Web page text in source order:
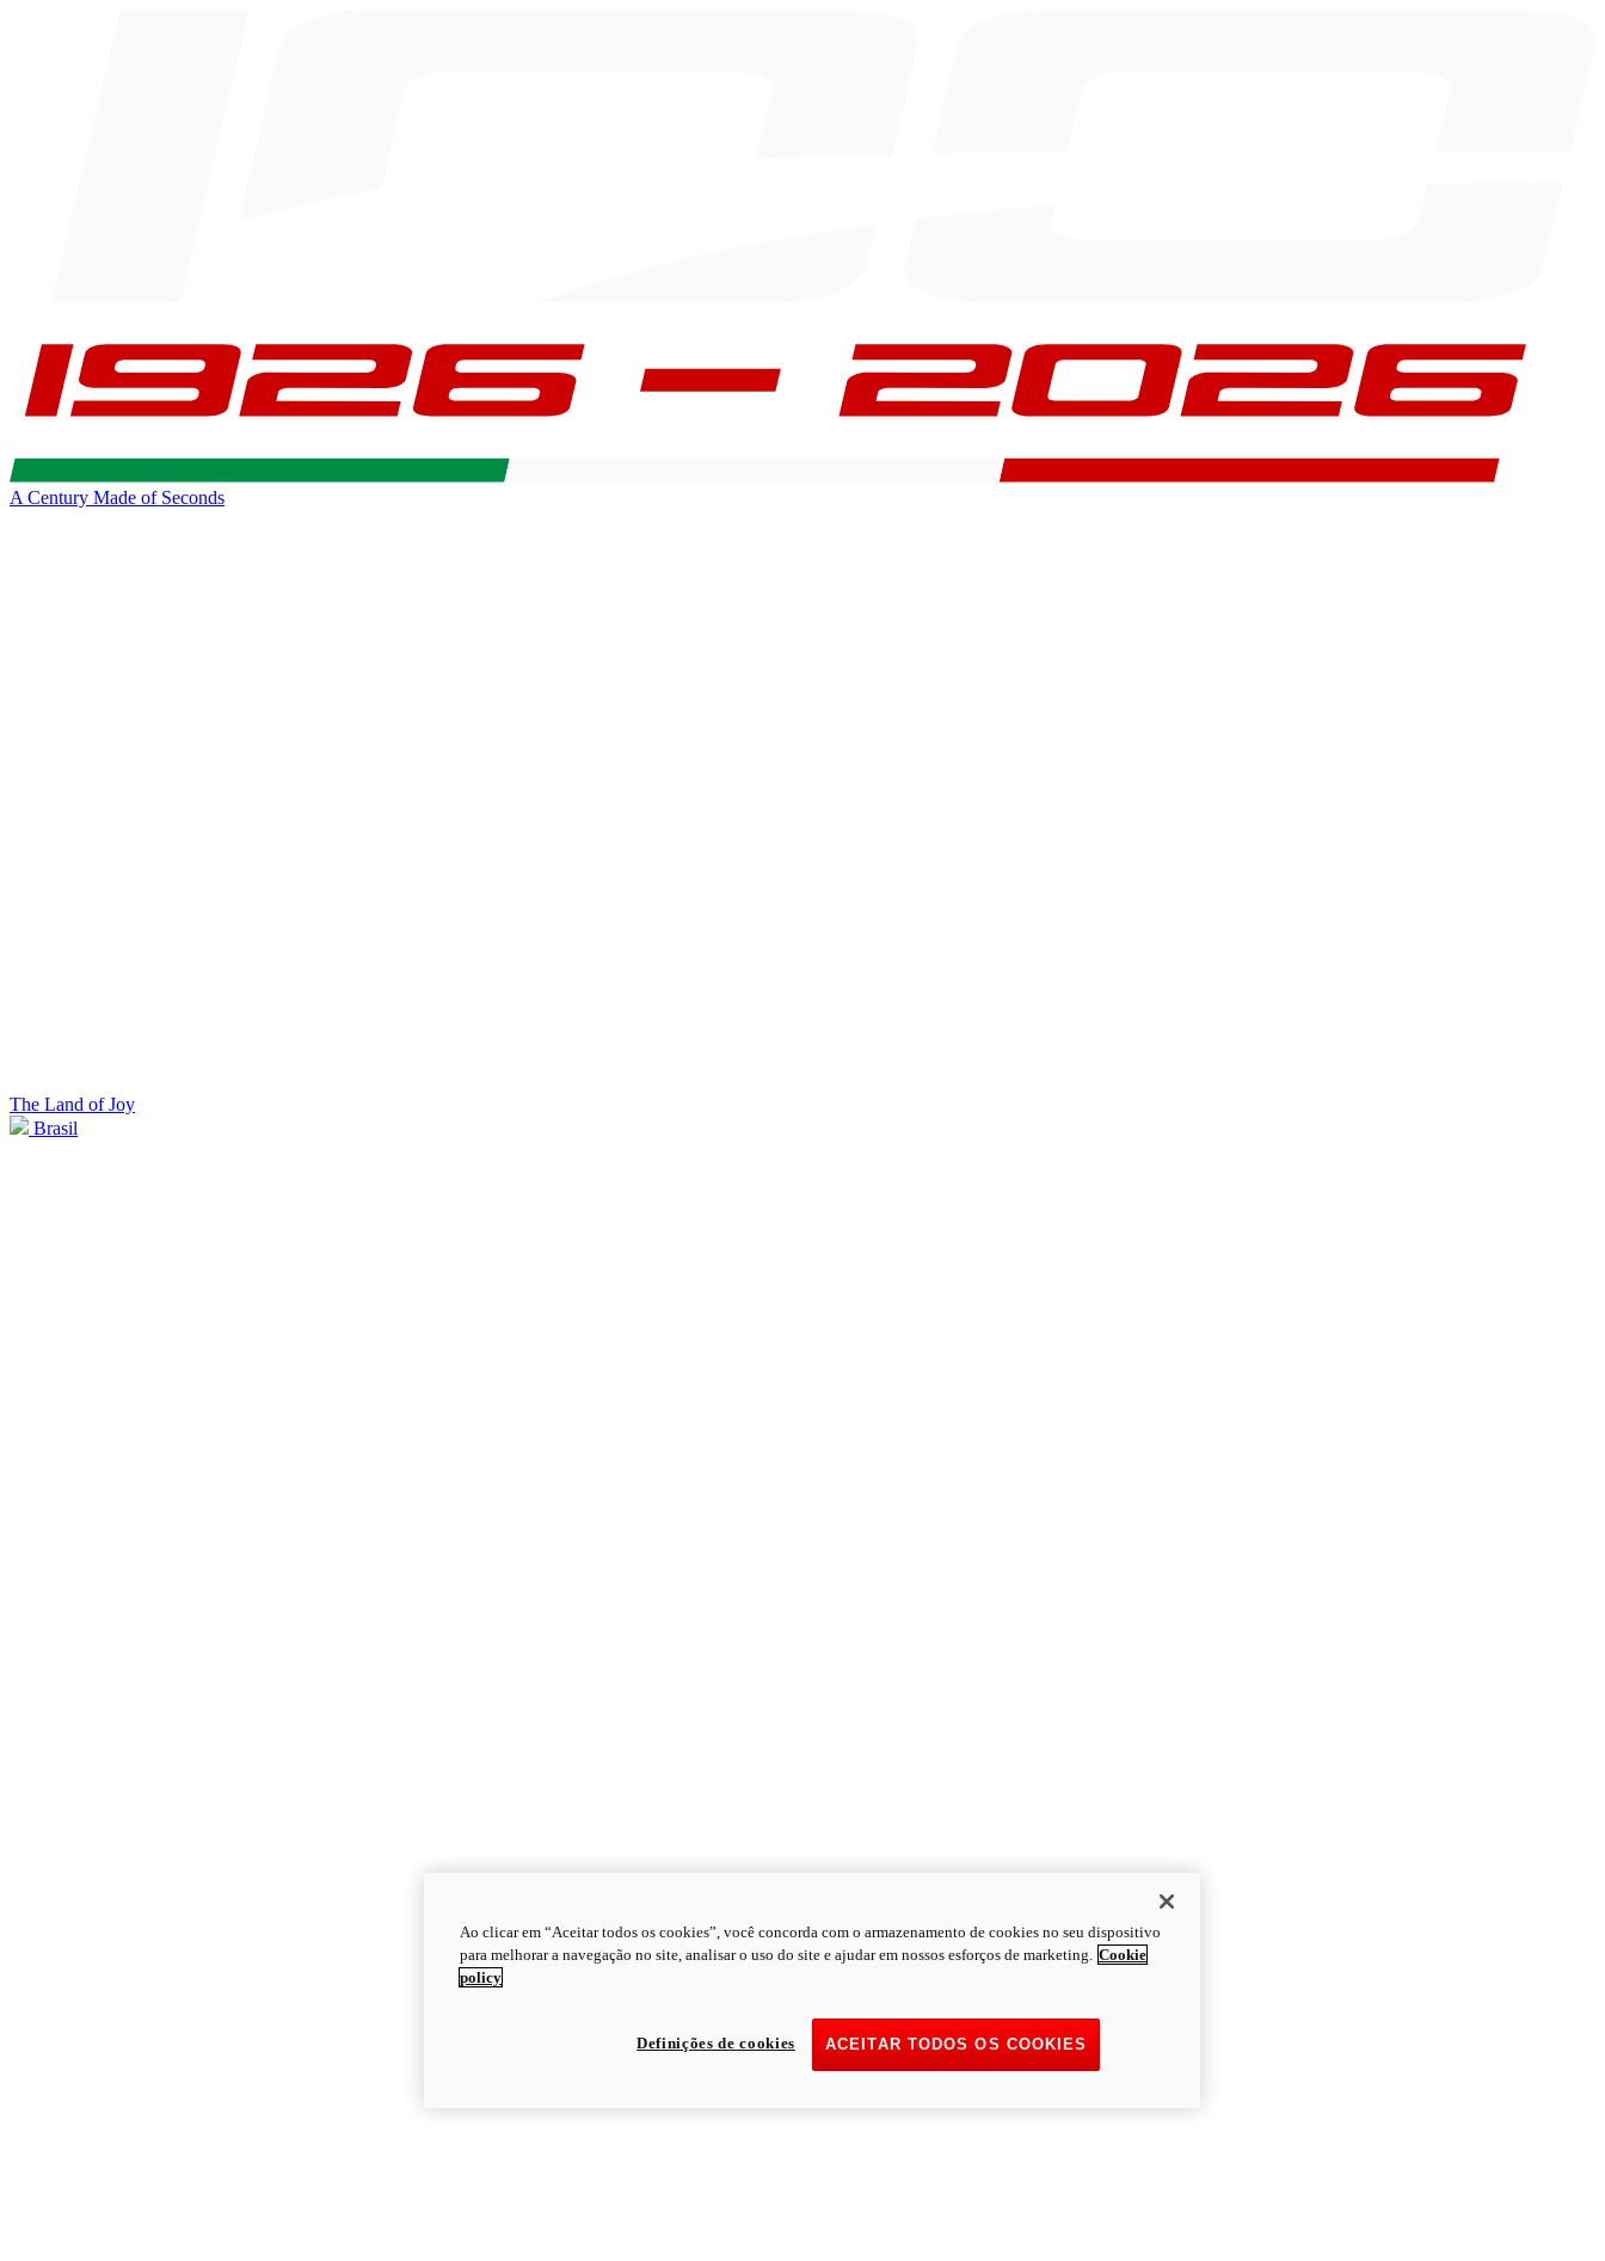
A Century Made of Seconds
The Land of Joy
Brasil
Ao clicar em “Aceitar todos os cookies”, você concorda com o armazenamento de cookies no seu dispositivo
para melhorar a navegação no site, analisar o uso do site e ajudar em nossos esforços de marketing. Cookie
policy
ACEITAR TODOS OS COOKIES
Definições de cookies